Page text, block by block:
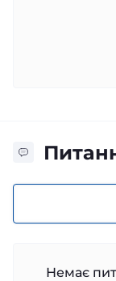
Немає